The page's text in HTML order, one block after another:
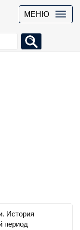
МЕНЮ
История
период